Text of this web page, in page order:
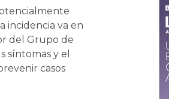
incidencia va en
del Grupo de
síntomas y el
casos